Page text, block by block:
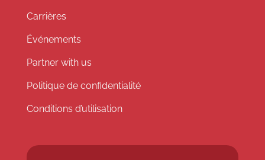
Carrières
Événements
Partner with us
Politique de confidentialité
Conditions d’utilisation